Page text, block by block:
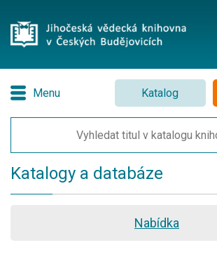
Menu Katalog
Katalogy a databáze
Nabídka